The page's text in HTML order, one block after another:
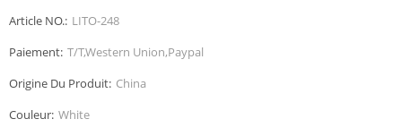
Article NO.: LITO-248
Paiement: T/T,Western Union,Paypal
Origine Du Produit: China
Couleur: White